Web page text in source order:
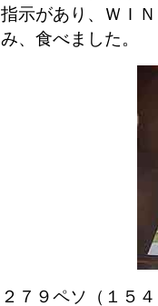
指示があり、ＷＩ
み、食べました。
２７９ペソ（１５